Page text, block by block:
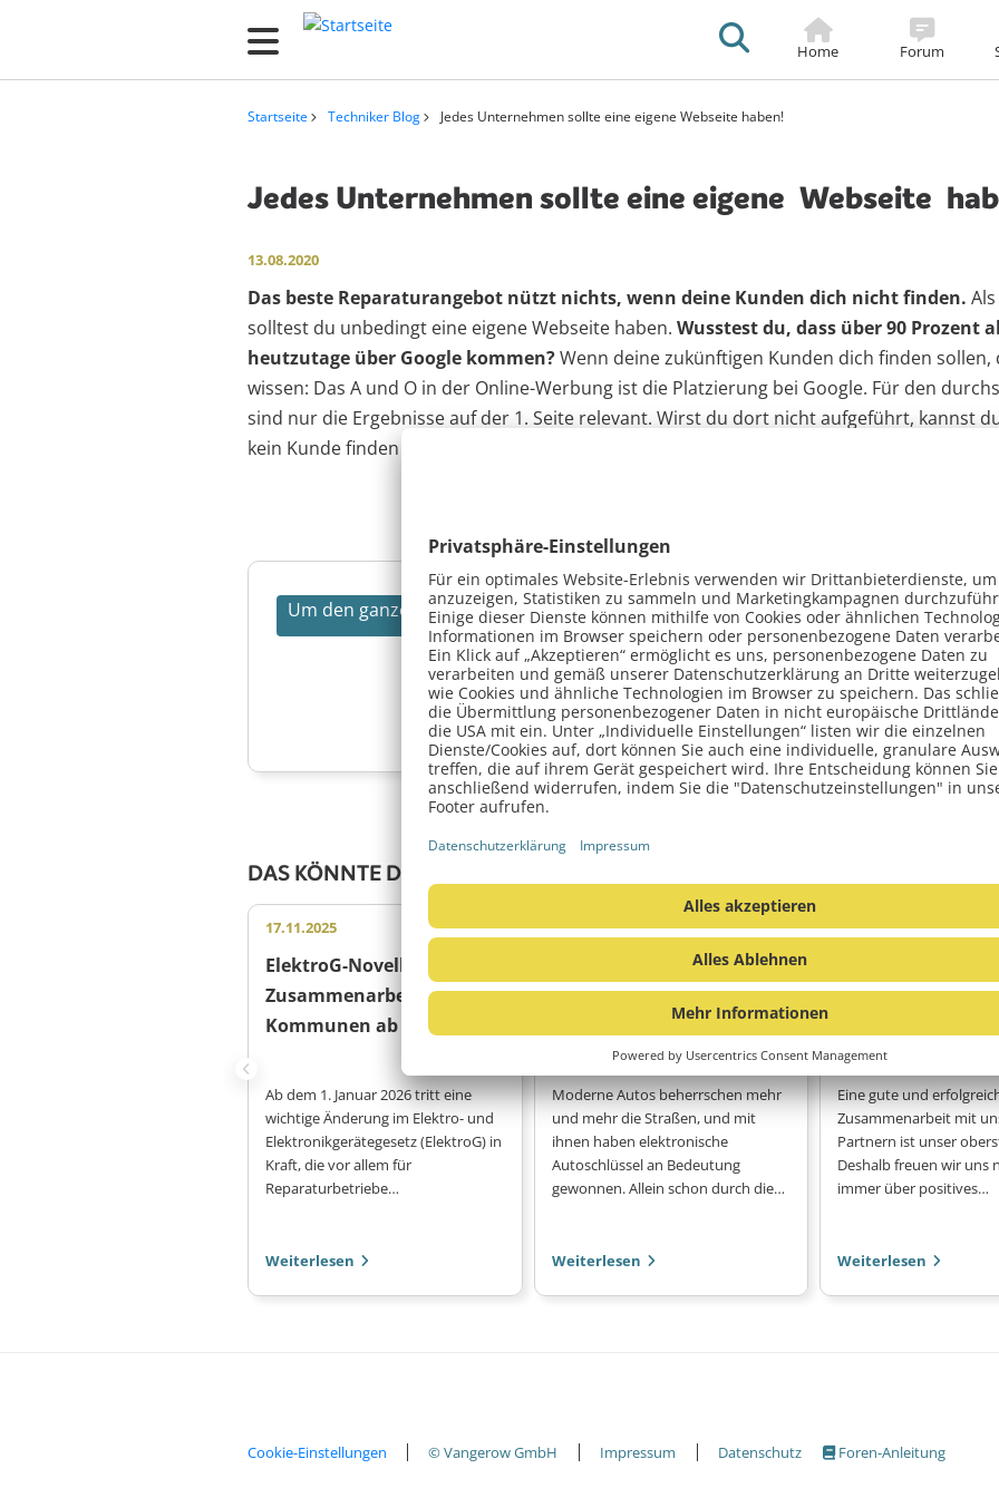
r
Sticky
Footer
Home Forum
Startseite Techniker Blog Jedes Unternehmen sollte eine eigene Webseite haben!
Jedes Unternehmen sollte eine eigene Webseite
13.08.2020
Das beste Reparaturangebot nützt nichts, wenn deine Kunden dich nicht finden.
solltest du unbedingt eine eigene Webseite haben. Wusstest du, dass über 90 Prozent
heutzutage über Google kommen?Wenn deine zukünftigen Kunden dich finden sollen,
wissen: Das A und O in der Online-Werbung ist die Platzierung bei Google. Für den
sind nur die Ergebnisse auf der 1. Seite relevant. Wirst du dort nicht aufgeführt, kannst
kein Kunde finden wird.
Um den ganzen Artikel lesen zu können registriere dich kostenlos bei Vriends.
JETZT REGISTRIEREN
DAS KÖNNTE DICH AUCH INTERESSIEREN
17.11.2025 Allgemeines
ElektroG-Novelle erlaubt
Zusammenarbeit mit
Kommunen ab 2026
Ab dem 1. Januar 2026 tritt eine
wichtige Änderung im Elektro- und
Elektronikgerätegesetz (ElektroG) in
Kraft, die vor allem für
Reparaturbetriebe…
Weiterlesen
23.08.2024 Allgemeines
Reparaturmodell: Die
Autoschlüssel Reparatur
Moderne Autos beherrschen mehr
und mehr die Straßen, und mit
ihnen haben elektronische
Autoschlüssel an Bedeutung
gewonnen. Allein schon durch die…
Weiterlesen
22.07.2024
Team"
Eine gute und
Zusammenarbeit mit
Partnern ist unser
Deshalb freuen wir uns
immer über positives…
Weiterlesen
Fußzeilenmenü
Cookie-Einstellungen Subfooter
© Vangerow GmbH Impressum Datenschutz Foren-Anleitung